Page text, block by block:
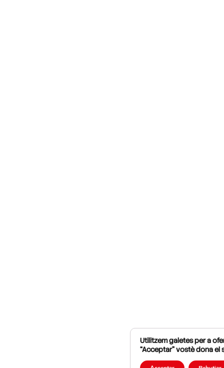
Utilitzem galetes per a
“Acceptar” vostè dona el